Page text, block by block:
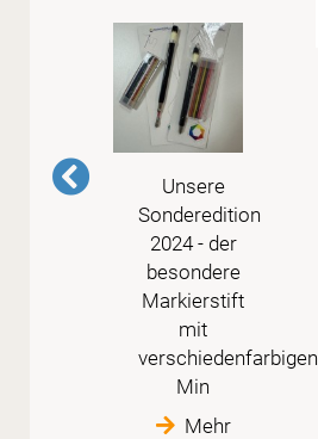
Unsere
Sonderedition
2024 - der
besondere
Markierstift
mit
verschiedenfarbigen
Min
Mehr